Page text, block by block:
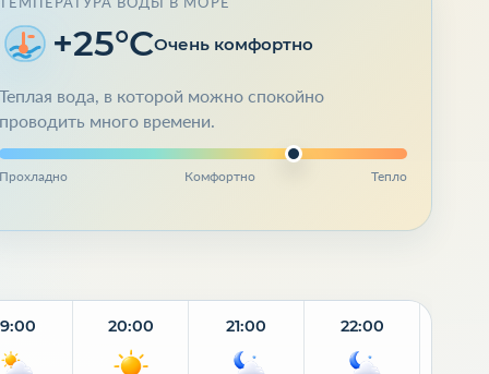
+25°CОчень комфортно
Теплая вода, в которой можно спокойно
проводить много времени.
Прохладно Комфортно Тепло
20:00 21:00 22:00